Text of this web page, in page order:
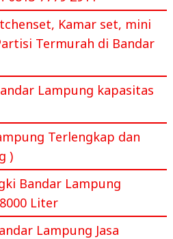
Kamar set, mini
Termurah di Bandar
Lampung kapasitas
Terlengkap dan
)
Bandar Lampung
Liter
Lampung Jasa